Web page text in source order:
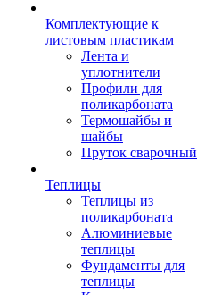
Комплектующие к
листовым пластикам
Лента и
уплотнители
Профили для
поликарбоната
Термошайбы и
шайбы
Пруток сварочный
Теплицы
Теплицы из
поликарбоната
Алюминиевые
теплицы
Фундаменты для
теплицы